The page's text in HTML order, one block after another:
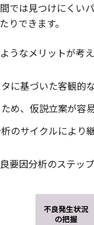
では見つけにくい
りできます。
うなメリットが考え
に基づいた客観的
め、仮説立案が容
のサイクルにより
要因分析のステップ